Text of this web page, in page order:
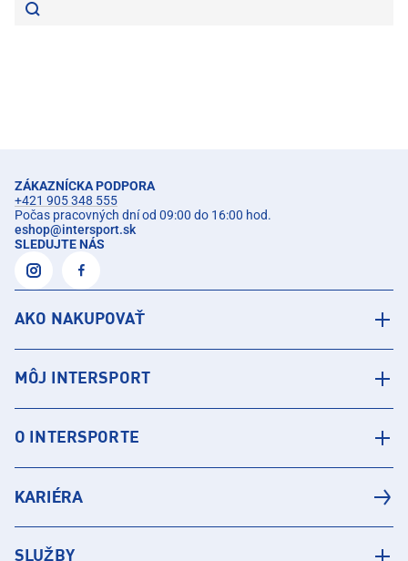
ZÁKAZNÍCKA PODPORA
+421 905 348 555
Počas pracovných dní od 09:00 do 16:00 hod.
eshop@intersport.sk
SLEDUJTE NÁS
AKO NAKUPOVAŤ
MÔJ INTERSPORT
O INTERSPORTE
KARIÉRA
SLUŽBY